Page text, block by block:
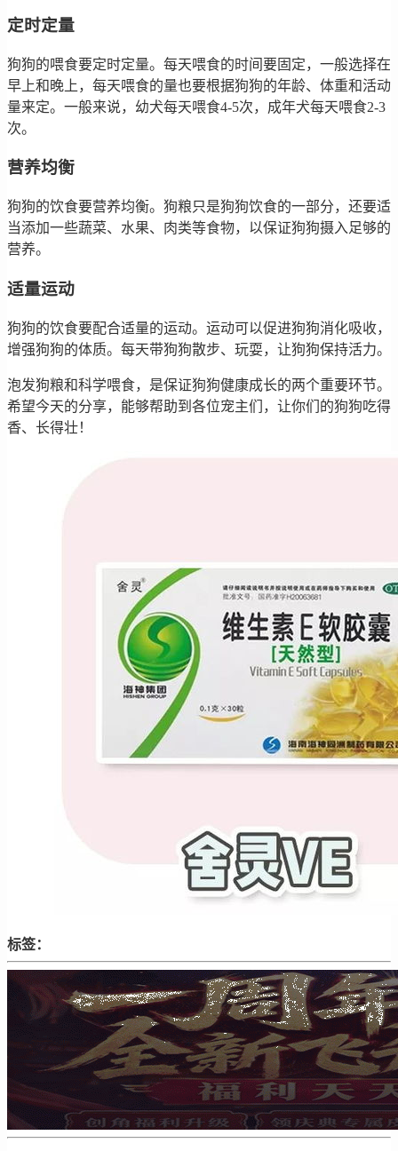
定时定量
狗狗的喂食要定时定量。每天喂食的时间要固定，一般选择在
早上和晚上，每天喂食的量也要根据狗狗的年龄、体重和活动
量来定。一般来说，幼犬每天喂食4-5次，成年犬每天喂食2-3
次。
营养均衡
狗狗的饮食要营养均衡。狗粮只是狗狗饮食的一部分，还要适
当添加一些蔬菜、水果、肉类等食物，以保证狗狗摄入足够的
营养。
适量运动
狗狗的饮食要配合适量的运动。运动可以促进狗狗消化吸收，
增强狗狗的体质。每天带狗狗散步、玩耍，让狗狗保持活力。
泡发狗粮和科学喂食，是保证狗狗健康成长的两个重要环节。
希望今天的分享，能够帮助到各位宠主们，让你们的狗狗吃得
香、长得壮！
标签：